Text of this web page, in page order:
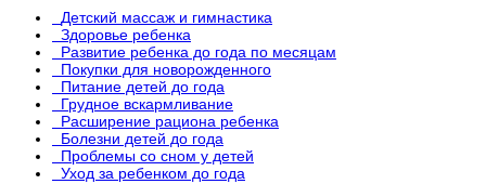
Детский массаж и гимнастика
Здоровье ребенка
Развитие ребенка до года по месяцам
Покупки для новорожденного
Питание детей до года
Грудное вскармливание
Расширение рациона ребенка
Болезни детей до года
Проблемы со сном у детей
Уход за ребенком до года